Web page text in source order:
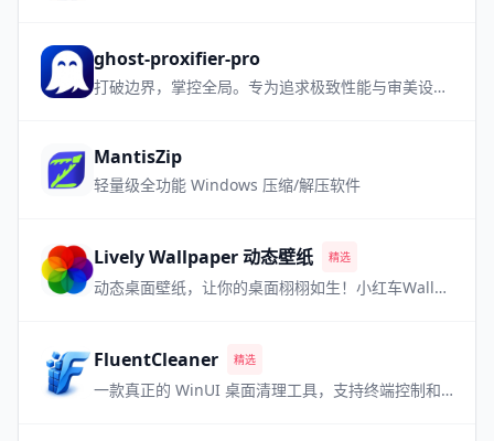
ghost-proxifier-pro
打破边界，掌控全局。专为追求极致性能与审美设计的高性能进程级透明代理工具
MantisZip
轻量级全功能 Windows 压缩/解压软件
Lively Wallpaper 动态壁纸 精选
动态桌面壁纸，让你的桌面栩栩如生！小红车Wallpaper Engine的最强免费平替！
FluentCleaner 精选
一款真正的 WinUI 桌面清理工具，支持终端控制和多数据库。